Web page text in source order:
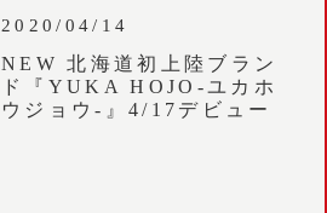
2020/04/14
NEW 北海道初上陸ブラン
ド『YUKA HOJO-ユカホ
ウジョウ-』4/17デビュー